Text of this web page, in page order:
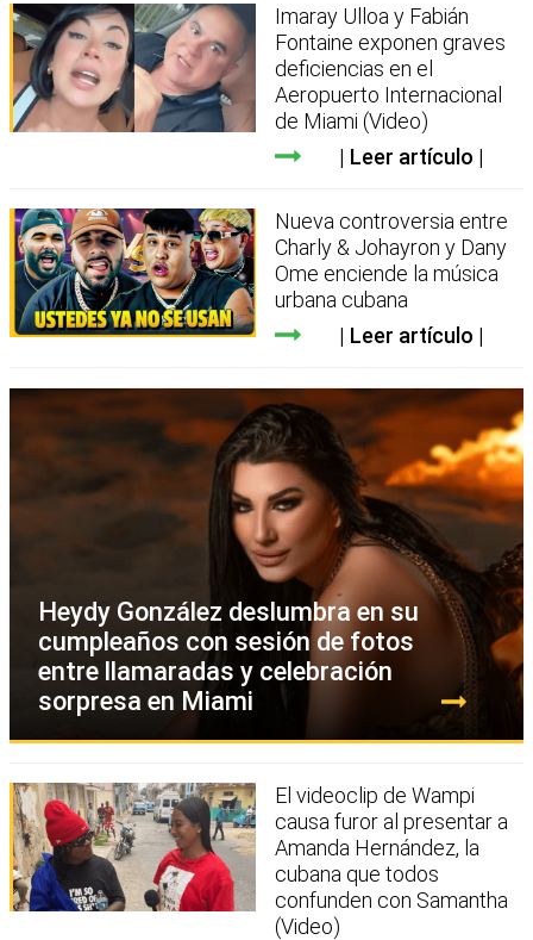
Imaray Ulloa y Fabián
Fontaine exponen graves
deficiencias en el
Aeropuerto Internacional
de Miami (Video)
Leer artículo
Nueva controversia entre
Charly & Johayron y Dany
Ome enciende la música
urbana cubana
Leer artículo
Heydy González deslumbra en su
cumpleaños con sesión de fotos
entre llamaradas y celebración
sorpresa en Miami
El videoclip de Wampi
causa furor al presentar a
Amanda Hernández, la
cubana que todos
confunden con Samantha
(Video)